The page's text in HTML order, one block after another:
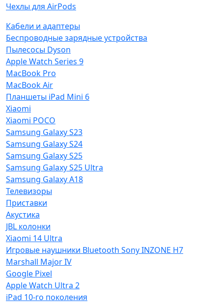
Чехлы для AirPods
Кабели и адаптеры
Беспроводные зарядные устройства
Пылесосы Dyson
Apple Watch Series 9
MacBook Pro
MacBook Air
Планшеты iPad Mini 6
Xiaomi
Xiaomi POCO
Samsung Galaxy S23
Samsung Galaxy S24
Samsung Galaxy S25
Samsung Galaxy S25 Ultra
Samsung Galaxy A18
Телевизоры
Приставки
Акустика
JBL колонки
Xiaomi 14 Ultra
Игровые наушники Bluetooth Sony INZONE H7
Marshall Major IV
Google Pixel
Apple Watch Ultra 2
iPad 10-го поколения